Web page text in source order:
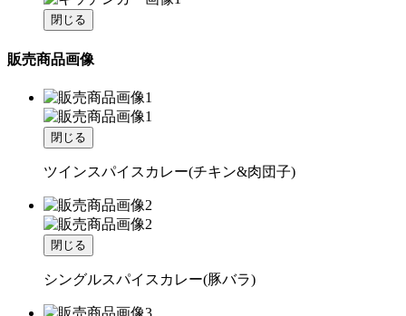
閉じる
販売商品画像
閉じる
ツインスパイスカレー(チキン&肉団子)
閉じる
シングルスパイスカレー(豚バラ)